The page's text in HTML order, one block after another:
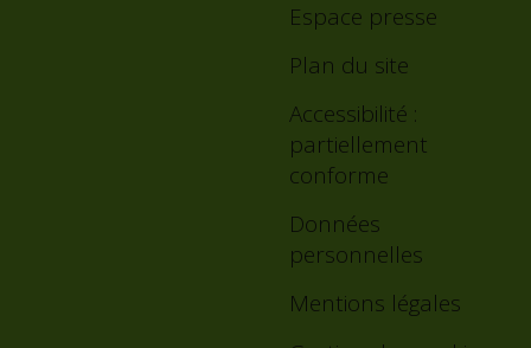
Espace presse
Plan du site
Accessibilité :
partiellement
conforme
Données
personnelles
Mentions légales